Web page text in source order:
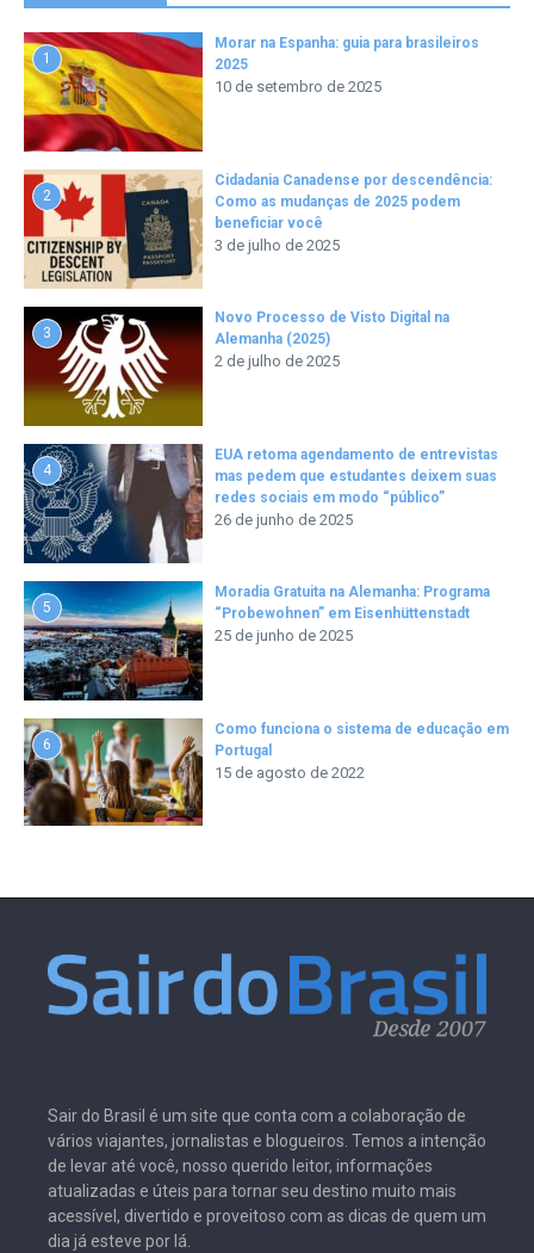
1
Morar na Espanha: guia para brasileiros
2025
10 de setembro de 2025
2
Cidadania Canadense por descendência:
Como as mudanças de 2025 podem
beneficiar você
3 de julho de 2025
3
Novo Processo de Visto Digital na
Alemanha (2025)
2 de julho de 2025
4
EUA retoma agendamento de entrevistas
mas pedem que estudantes deixem suas
redes sociais em modo “público”
26 de junho de 2025
5
Moradia Gratuita na Alemanha: Programa
“Probewohnen” em Eisenhüttenstadt
25 de junho de 2025
6
Como funciona o sistema de educação em
Portugal
15 de agosto de 2022
Sair do Brasil é um site que conta com a colaboração de
vários viajantes, jornalistas e blogueiros. Temos a intenção
de levar até você, nosso querido leitor, informações
atualizadas e úteis para tornar seu destino muito mais
acessível, divertido e proveitoso com as dicas de quem um
dia já esteve por lá.